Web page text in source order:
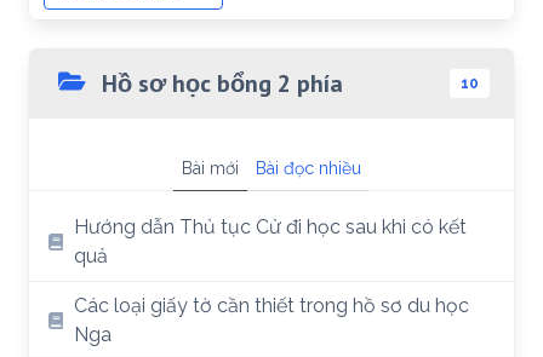
Hồ sơ học bổng 2 phía 10
Bài mới Bài đọc nhiều
Hướng dẫn Thủ tục Cử đi học sau khi có kết
quả
Các loại giấy tờ cần thiết trong hồ sơ du học
Nga